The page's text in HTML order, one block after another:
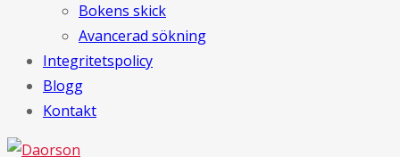
Bokens skick
Avancerad sökning
Integritetspolicy
Blogg
Kontakt